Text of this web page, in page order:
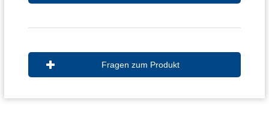
Fragen zum Produkt